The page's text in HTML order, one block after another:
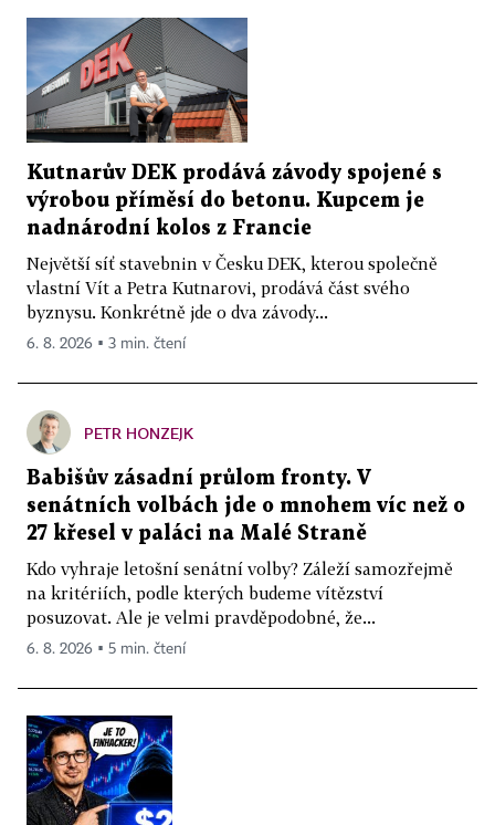
Kutnarův DEK prodává závody spojené s
výrobou příměsí do betonu. Kupcem je
nadnárodní kolos z Francie
Největší síť stavebnin v Česku DEK, kterou společně
vlastní Vít a Petra Kutnarovi, prodává část svého
byznysu. Konkrétně jde o dva závody...
6. 8. 2026 ▪ 3 min. čtení
PETR HONZEJK
Babišův zásadní průlom fronty. V
senátních volbách jde o mnohem víc než o
27 křesel v paláci na Malé Straně
Kdo vyhraje letošní senátní volby? Záleží samozřejmě
na kritériích, podle kterých budeme vítězství
posuzovat. Ale je velmi pravděpodobné, že...
6. 8. 2026 ▪ 5 min. čtení